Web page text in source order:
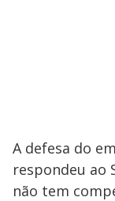
A defesa do
respondeu ao
não tem